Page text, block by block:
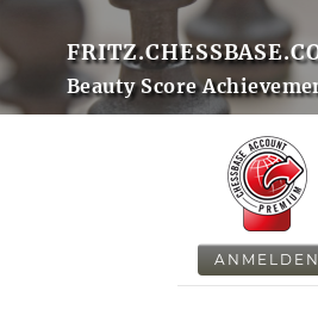
Beauty Score
ANMELDEN